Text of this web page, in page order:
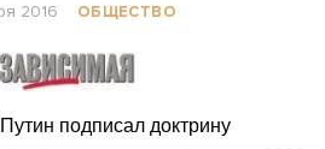
2016 ОБЩЕСТВО
подписал доктрину